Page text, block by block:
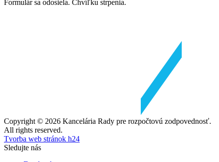
Formulár sa odosiela. Chvíľku strpenia.
Copyright © 2026 Kancelária Rady pre rozpočtovú zodpovednosť.
All rights reserved.
Tvorba web stránok h24
Sledujte nás